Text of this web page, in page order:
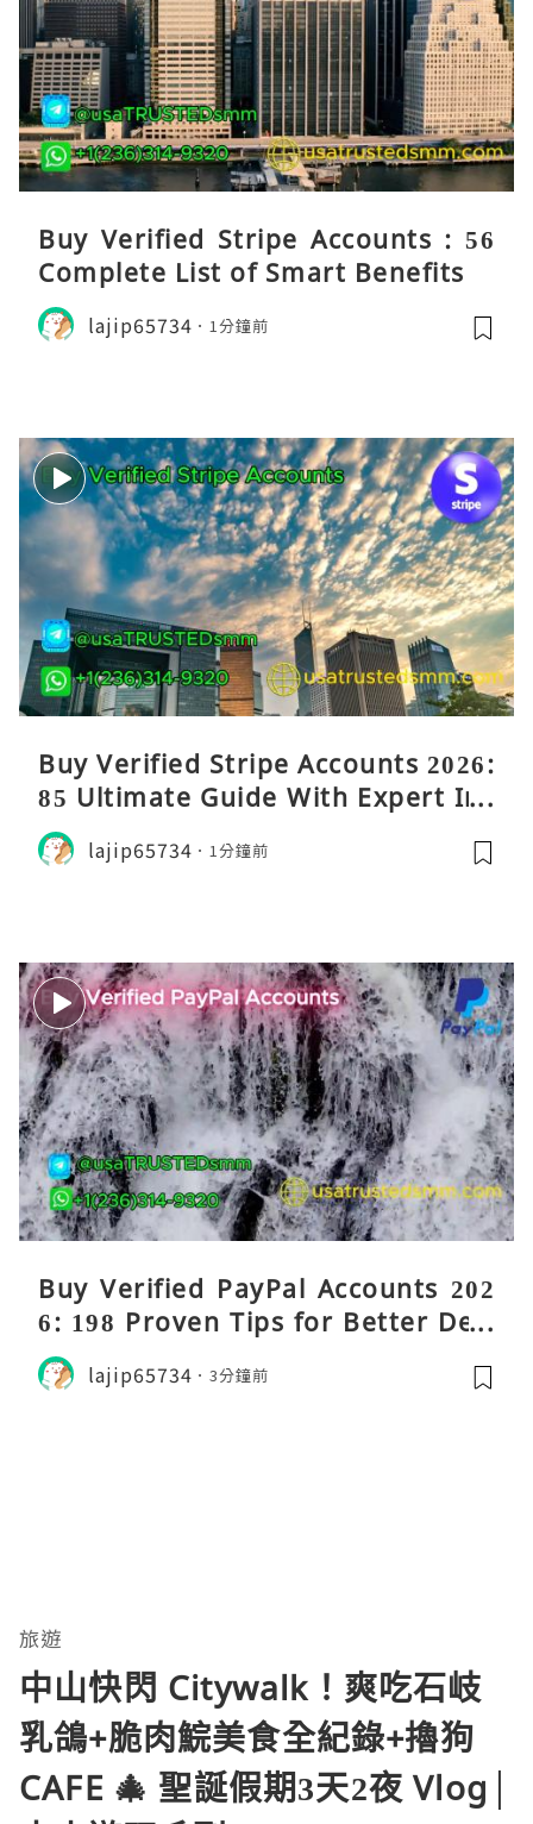
Buy Verified Stripe Accounts : 56
Complete List of Smart Benefits
lajip65734 1分鐘前
Buy Verified Stripe Accounts 2026:
85 Ultimate Guide With Expert Ins
ights
lajip65734 1分鐘前
Buy Verified PayPal Accounts 202
6: 198 Proven Tips for Better Deci
sions
lajip65734 3分鐘前
旅遊
中山快閃 Citywalk！爽吃石岐
乳鴿+脆肉鯇美食全紀錄+擼狗
CAFE 🎄 聖誕假期3天2夜 Vlog│